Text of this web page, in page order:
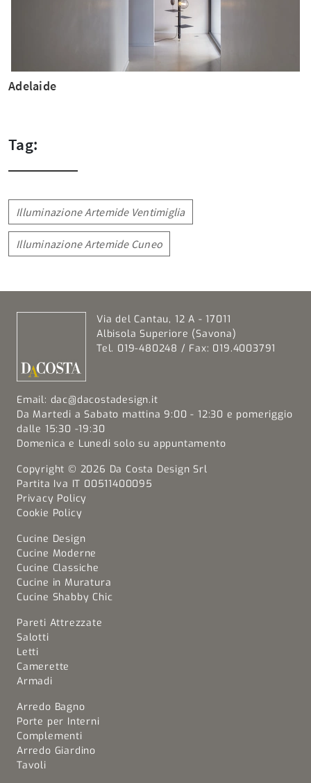
Adelaide
Tag:
Illuminazione Artemide Ventimiglia
Illuminazione Artemide Cuneo
Via del Cantau, 12 A - 17011
Albisola Superiore (Savona)
Tel. 019-480248 / Fax: 019.4003791
Email: dac@dacostadesign.it
Da Martedi a Sabato mattina 9:00 - 12:30 e pomeriggio
dalle 15:30 -19:30
Domenica e Lunedi solo su appuntamento
Copyright © 2026 Da Costa Design Srl
Partita Iva IT 00511400095
Privacy Policy
Cookie Policy
Cucine Design
Cucine Moderne
Cucine Classiche
Cucine in Muratura
Cucine Shabby Chic
Pareti Attrezzate
Salotti
Letti
Camerette
Armadi
Arredo Bagno
Porte per Interni
Complementi
Arredo Giardino
Tavoli